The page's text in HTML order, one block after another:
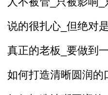
说的很扎心_但绝对
真正的老板_要做到
如何打造清晰圆润的